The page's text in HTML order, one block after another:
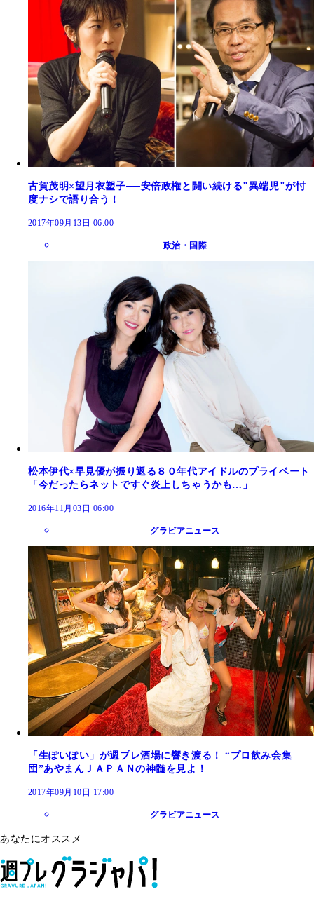
古賀茂明×望月衣塑子──安倍政権と闘い続ける"異端児"が忖
度ナシで語り合う！
2017年09月13日 06:00
政治・国際
松本伊代×早見優が振り返る８０年代アイドルのプライベート
「今だったらネットですぐ炎上しちゃうかも…」
2016年11月03日 06:00
グラビアニュース
「生ぽいぽい」が週プレ酒場に響き渡る！ “プロ飲み会集
団”あやまんＪＡＰＡＮの神髄を見よ！
2017年09月10日 17:00
グラビアニュース
あなたにオススメ